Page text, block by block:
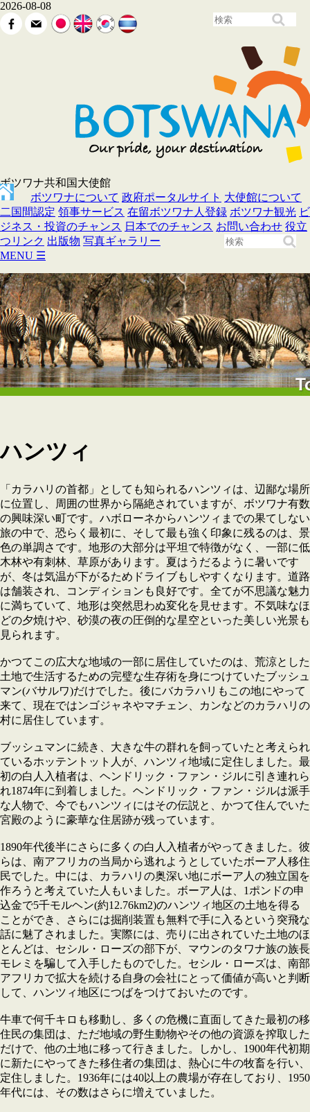
2026-08-08
ボツワナ共和国大使館
ボツワナについて 政府ポータルサイト 大使館について
二国間認定 領事サービス 在留ボツワナ人登録 ボツワナ観光 ビ
ジネス・投資のチャンス 日本でのチャンス お問い合わせ 役立
つリンク 出版物 写真ギャラリー
MENU ☰
ハンツィ
「カラハリの首都」としても知られるハンツィは、辺鄙な場所
に位置し、周囲の世界から隔絶されていますが、ボツワナ有数
の興味深い町です。ハボローネからハンツィまでの果てしない
旅の中で、恐らく最初に、そして最も強く印象に残るのは、景
色の単調さです。地形の大部分は平坦で特徴がなく、一部に低
木林や有刺林、草原があります。夏はうだるように暑いです
が、冬は気温が下がるためドライブもしやすくなります。道路
は舗装され、コンディションも良好です。全てが不思議な魅力
に満ちていて、地形は突然思わぬ変化を見せます。不気味なほ
どの夕焼けや、砂漠の夜の圧倒的な星空といった美しい光景も
見られます。
かつてこの広大な地域の一部に居住していたのは、荒涼とした
土地で生活するための完璧な生存術を身につけていたブッシュ
マン(バサルワ)だけでした。後にバカラハリもこの地にやって
来て、現在ではンゴジャネやマチェン、カンなどのカラハリの
村に居住しています。
ブッシュマンに続き、大きな牛の群れを飼っていたと考えられ
ているホッテントット人が、ハンツィ地域に定住しました。最
初の白人入植者は、ヘンドリック・ファン・ジルに引き連れら
れ1874年に到着しました。ヘンドリック・ファン・ジルは派手
な人物で、今でもハンツィにはその伝説と、かつて住んでいた
宮殿のように豪華な住居跡が残っています。
1890年代後半にさらに多くの白人入植者がやってきました。彼
らは、南アフリカの当局から逃れようとしていたボーア人移住
民でした。中には、カラハリの奥深い地にボーア人の独立国を
作ろうと考えていた人もいました。ボーア人は、1ポンドの申
込金で5千モルヘン(約12.76km2)のハンツィ地区の土地を得る
ことができ、さらには掘削装置も無料で手に入るという突飛な
話に魅了されました。実際には、売りに出されていた土地のほ
とんどは、セシル・ローズの部下が、マウンのタワナ族の族長
モレミを騙して入手したものでした。セシル・ローズは、南部
アフリカで拡大を続ける自身の会社にとって価値が高いと判断
して、ハンツィ地区につばをつけておいたのです。
牛車で何千キロも移動し、多くの危機に直面してきた最初の移
住民の集団は、ただ地域の野生動物やその他の資源を搾取した
だけで、他の土地に移って行きました。しかし、1900年代初期
に新たにやってきた移住者の集団は、熱心に牛の牧畜を行い、
定住しました。1936年には40以上の農場が存在しており、1950
年代には、その数はさらに増えていました。